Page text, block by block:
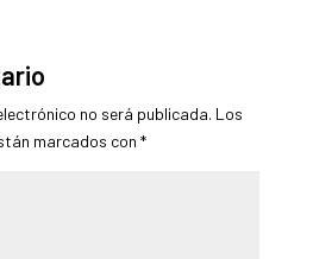
no será publicada. Los
marcados con *